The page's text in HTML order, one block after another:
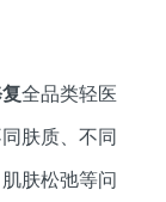
全品类轻医
肤质、不同
肤松弛等问